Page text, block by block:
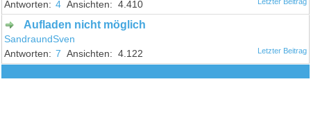
4
4.410
Aufladen nicht möglich
SandraundSven
7
4.122